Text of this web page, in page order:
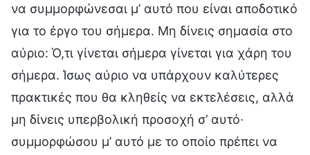
να συμμορφώνεσαι μ’ αυτό που είναι αποδοτικό
για το έργο του σήμερα. Μη δίνεις σημασία στο
αύριο: Ό,τι γίνεται σήμερα γίνεται για χάρη του
σήμερα. Ίσως αύριο να υπάρχουν καλύτερες
πρακτικές που θα κληθείς να εκτελέσεις, αλλά
μη δίνεις υπερβολική προσοχή σ’ αυτό·
συμμορφώσου μ’ αυτό με το οποίο πρέπει να